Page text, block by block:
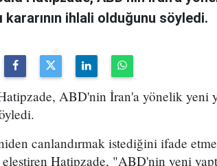
kararının ihlali olduğunu söyledi.
ABD'nin İran'a yönelik yeni
canlandırmak istediğini ifade
Hatipzade, "ABD'nin yeni